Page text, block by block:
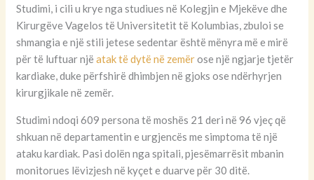
Studimi, i cili u krye nga studiues në Kolegjin e Mjekëve dhe
Kirurgëve Vagelos të Universitetit të Kolumbias, zbuloi se
shmangia e një stili jetese sedentar është mënyra më e mirë
për të luftuar njëatak të dytë në zemërose një ngjarje tjetër
kardiake, duke përfshirë dhimbjen në gjoks ose ndërhyrjen
kirurgjikale në zemër.
Studimi ndoqi 609 persona të moshës 21 deri në 96 vjeç që
shkuan në departamentin e urgjencës me simptoma të një
ataku kardiak. Pasi dolën nga spitali, pjesëmarrësit mbanin
monitorues lëvizjesh në kyçet e duarve për 30 ditë.